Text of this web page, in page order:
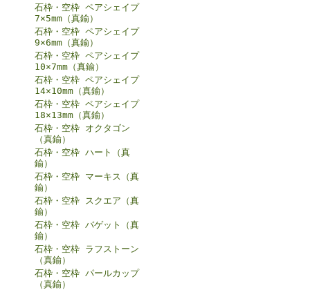
石枠・空枠 ペアシェイプ
7×5mm（真鍮）
石枠・空枠 ペアシェイプ
9×6mm（真鍮）
石枠・空枠 ペアシェイプ
10×7mm（真鍮）
石枠・空枠 ペアシェイプ
14×10mm（真鍮）
石枠・空枠 ペアシェイプ
18×13mm（真鍮）
石枠・空枠 オクタゴン
（真鍮）
石枠・空枠 ハート（真
鍮）
石枠・空枠 マーキス（真
鍮）
石枠・空枠 スクエア（真
鍮）
石枠・空枠 バゲット（真
鍮）
石枠・空枠 ラフストーン
（真鍮）
石枠・空枠 パールカップ
（真鍮）